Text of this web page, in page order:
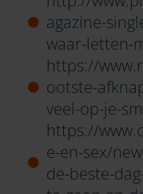
agazine-
waar-letten-
https://
ootste-
veel-op-je-
https://
e-en-sex/
de-beste-